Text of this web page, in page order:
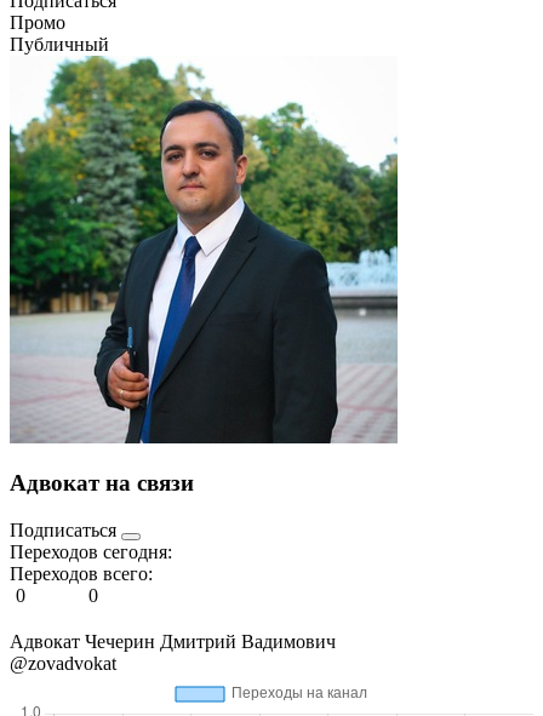
Промо
Публичный
Адвокат на связи
Подписаться
Переходов сегодня:
Переходов всего:
0
0
Адвокат Чечерин Дмитрий Вадимович
@zovadvokat